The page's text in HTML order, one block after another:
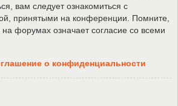
вам следует ознакомиться с
принятыми на конференции. Помните,
на форумах означает согласие со всеми
о конфиденциальности